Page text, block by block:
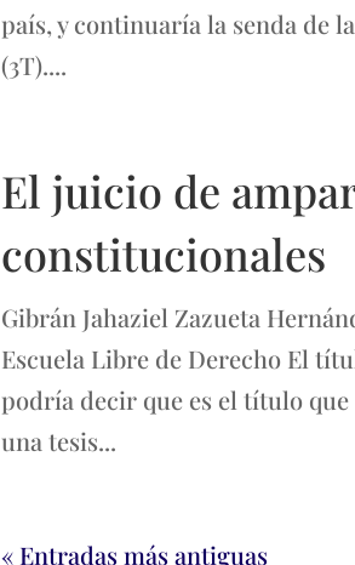
país, y continuaría la senda de
(3T)....
El juicio de
constitucionales
Gibrán Jahaziel Zazueta
Escuela Libre de Derecho El
podría decir que es el título
una tesis...
« Entradas más antiguas